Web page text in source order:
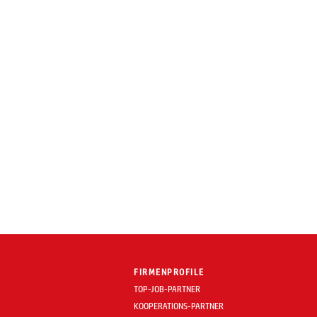
FIRMENPROFILE
TOP-JOB-PARTNER
KOOPERATIONS-PARTNER